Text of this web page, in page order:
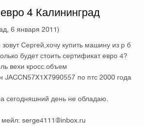
4 Калининград
6 января 2011)
Сергей,хочу купить машину из р б
будет стоить сертификат евро 4?
вехи кросс.объем
JACCN57X1X7990557 по птс 2000 года
сегодняшний день не обладаю.
serge4111@inbox.ru